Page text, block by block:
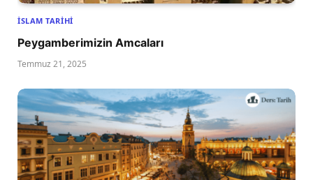
İSLAM TARIHI
Peygamberimizin Amcaları
Temmuz 21, 2025